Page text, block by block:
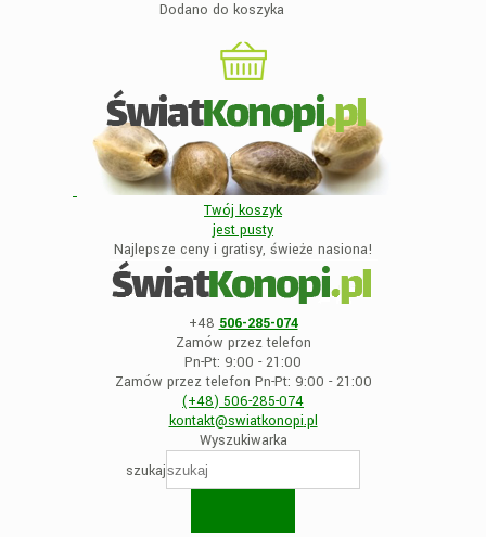
Dodano do koszyka
Twój koszyk
jest pusty
Najlepsze ceny i gratisy, świeże nasiona!
+48 506-285-074
Zamów przez telefon
Pn-Pt: 9:00 - 21:00
Zamów przez telefon Pn-Pt: 9:00 - 21:00
(+48) 506-285-074
kontakt@swiatkonopi.pl
Wyszukiwarka
szukaj